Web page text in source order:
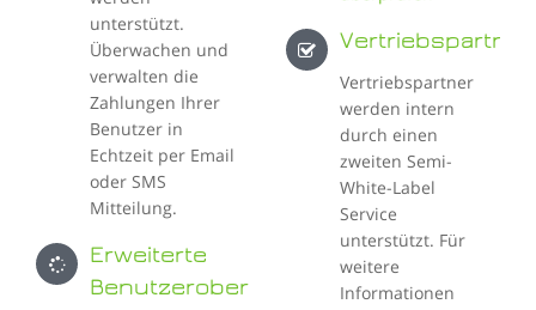
unterstützt.
Überwachen und
verwalten die
Zahlungen Ihrer
Benutzer in
Echtzeit per Email
oder SMS
Mitteilung.
Erweiterte
Benutzeroberfläche
Vertriebspartner
Vertriebspartner
werden intern
durch einen
zweiten Semi-
White-Label
Service
unterstützt. Für
weitere
Informationen